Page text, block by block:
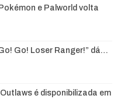
e Palworld volta
Go! Loser Ranger!” dá…
é disponibilizada em